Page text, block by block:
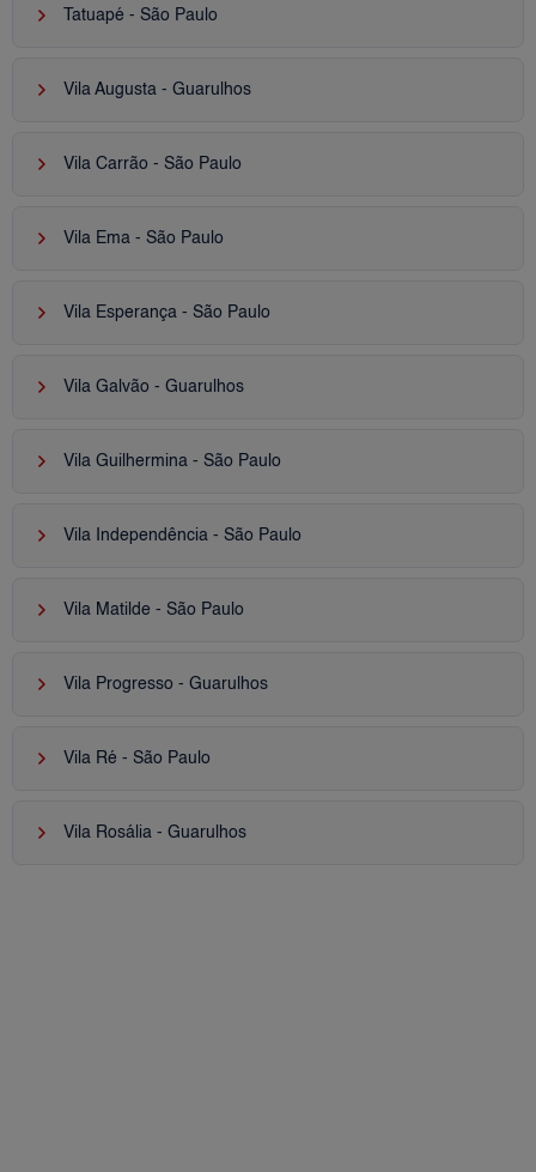
keyboard_arrow_right Tatuapé - São Paulo
keyboard_arrow_right Vila Augusta - Guarulhos
keyboard_arrow_right Vila Carrão - São Paulo
keyboard_arrow_right Vila Ema - São Paulo
keyboard_arrow_right Vila Esperança - São Paulo
keyboard_arrow_right Vila Galvão - Guarulhos
keyboard_arrow_right Vila Guilhermina - São Paulo
keyboard_arrow_right Vila Independência - São Paulo
keyboard_arrow_right Vila Matilde - São Paulo
keyboard_arrow_right Vila Progresso - Guarulhos
keyboard_arrow_right Vila Ré - São Paulo
keyboard_arrow_right Vila Rosália - Guarulhos